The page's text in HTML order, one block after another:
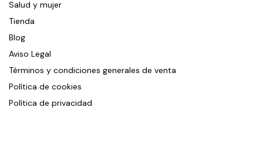
Salud y mujer
Tienda
Blog
Aviso Legal
Términos y condiciones generales de venta
Política de cookies
Política de privacidad